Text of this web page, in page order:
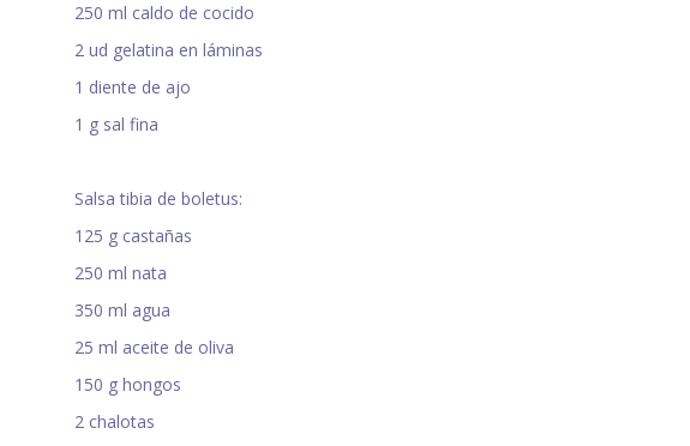
250 ml caldo de cocido
2 ud gelatina en láminas
1 diente de ajo
1 g sal fina
Salsa tibia de boletus:
125 g castañas
250 ml nata
350 ml agua
25 ml aceite de oliva
150 g hongos
2 chalotas